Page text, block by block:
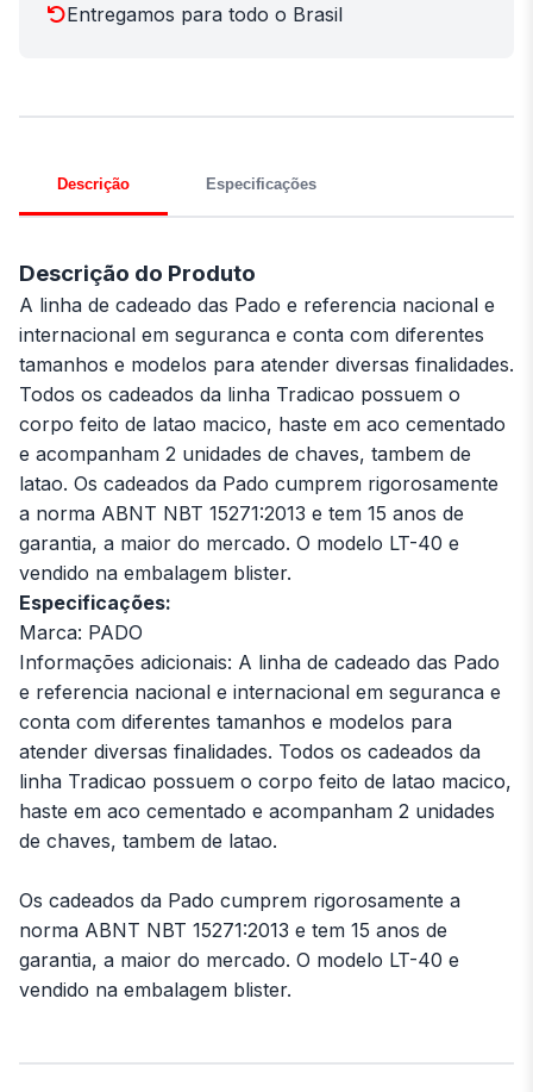
Entregamos para todo o Brasil
Descrição Especificações
Descrição do Produto
A linha de cadeado das Pado e referencia nacional e
internacional em seguranca e conta com diferentes
tamanhos e modelos para atender diversas finalidades.
Todos os cadeados da linha Tradicao possuem o
corpo feito de latao macico, haste em aco cementado
e acompanham 2 unidades de chaves, tambem de
latao. Os cadeados da Pado cumprem rigorosamente
a norma ABNT NBT 15271:2013 e tem 15 anos de
garantia, a maior do mercado. O modelo LT-40 e
vendido na embalagem blister.
Especificações:
Marca: PADO
Informações adicionais: A linha de cadeado das Pado
e referencia nacional e internacional em seguranca e
conta com diferentes tamanhos e modelos para
atender diversas finalidades. Todos os cadeados da
linha Tradicao possuem o corpo feito de latao macico,
haste em aco cementado e acompanham 2 unidades
de chaves, tambem de latao.
Os cadeados da Pado cumprem rigorosamente a
norma ABNT NBT 15271:2013 e tem 15 anos de
garantia, a maior do mercado. O modelo LT-40 e
vendido na embalagem blister.